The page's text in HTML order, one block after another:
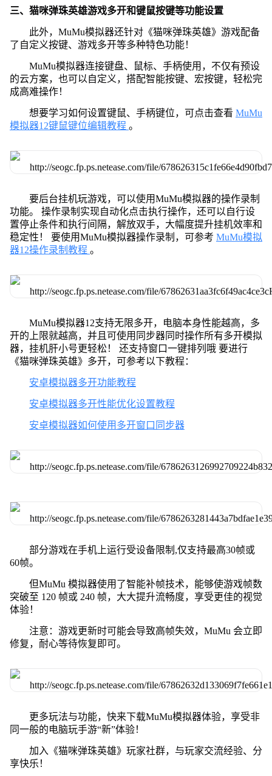
三、猫咪弹珠英雄游戏多开和键鼠按键等功能设置
此外，MuMu模拟器还针对《猫咪弹珠英雄》游戏配备
了自定义按键、游戏多开等多种特色功能！
MuMu模拟器连接键盘、鼠标、手柄使用，不仅有预设
的云方案，也可以自定义，搭配智能按键、宏按键，轻松完
成高难操作！
想要学习如何设置键鼠、手柄键位，可点击查看 MuMu
模拟器12键鼠键位编辑教程 。
要后台挂机玩游戏，可以使用MuMu模拟器的操作录制
功能。 操作录制实现自动化点击执行操作，还可以自行设
置停止条件和执行间隔，解放双手，大幅度提升挂机效率和
稳定性！ 要使用MuMu模拟器操作录制，可参考 MuMu模拟
器12操作录制教程 。
MuMu模拟器12支持无限多开，电脑本身性能越高，多
开的上限就越高，并且可使用同步器同时操作所有多开模拟
器，挂机肝小号更轻松！ 还支持窗口一键排列哦 要进行
《猫咪弹珠英雄》多开，可参考以下教程：
安卓模拟器多开功能教程
安卓模拟器多开性能优化设置教程
安卓模拟器如何使用多开窗口同步器
部分游戏在手机上运行受设备限制,仅支持最高30帧或
60帧。
但MuMu 模拟器使用了智能补帧技术，能够使游戏帧数
突破至 120 帧或 240 帧，大大提升流畅度，享受更佳的视觉
体验！
注意：游戏更新时可能会导致高帧失效，MuMu 会立即
修复，耐心等待恢复即可。
更多玩法与功能，快来下载MuMu模拟器体验，享受非
同一般的电脑玩手游“新”体验！
加入《猫咪弹珠英雄》玩家社群，与玩家交流经验、分
享快乐！